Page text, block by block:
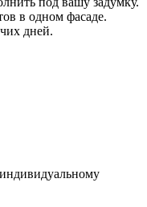
в одном фасаде.
дней.